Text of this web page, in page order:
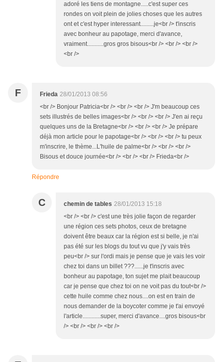
adoré les tiens de montagne.....c'est super ces
rondes on voit plein de jolies choses que les autres
ont et c'est hyper interessant.........je<br /> t'inscris
avec bonheur au papotage, merci d'avance,
vraiment...........gros gros bisous<br /> <br /> <br />
<br />
F Frieda 28/01/2013 08:56
<br /> Bonjour Patricia<br /> <br /> <br /> J'm beaucoup ces
sets illustrés de belles images<br /> <br /> <br /> J'en ai reçu
quelques uns de la Bretagne<br /> <br /> <br /> Je prépare
déjà mon article pour le papotage<br /> <br /> <br /> tu peux
m'inscrire, le thème...L'huile de palme<br /> <br /> <br />
Bisous et douce journée<br /> <br /> <br /> Frieda<br />
Répondre
C chemin de tables 28/01/2013 15:18
<br /> <br /> c'est une très jolie façon de regarder
une région ces sets photos, ceux de bretagne
doivent être beaux car la région est si belle, je n'ai
pas été sur les blogs du tout vu que j'y vais très
peu<br /> sur l'ordi mais je pense que je vais les voir
chez toi dans un billet ???......je t'inscris avec
bonheur au papotage, ton sujet me plait beaucoup
car je pense que chez toi on ne voit pas du tout<br />
cette huile comme chez nous....on est en train de
nous demander de la boycoter comme je t'ai envoyé
l'article............super, merci d'avance....gros bisous<br
/> <br /> <br /> <br />